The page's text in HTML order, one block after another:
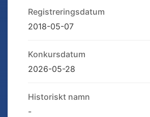
Registreringsdatum
2018-05-07
Konkursdatum
2026-05-28
Historiskt namn
-